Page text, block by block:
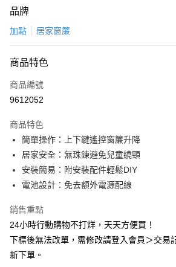
信用卡一次付款
Apple Pay
悠遊付
全盈+PAY
AFTEE先享後付
相關說明
【關於「AFTEE先享後付」】
AFTEE先享後付是「在收到商品之後才付款」的
１．簡單：不需註冊會員、不需綁卡、不需儲值。
２．便利：只要手機號碼，簡訊認證，即可結帳。
３．安心：先確認商品／服務後，再付款。
【「AFTEE先享後付」結帳流程】
ATM付款
運送方式
一般地區宅配<如偏遠地區會員請勿選擇一般
內「偏遠地區宅配」>
品牌
加點 居家窗簾
商品特色
商品編號
9612052
商品特色
簡單操作：上下鍵遙控窗簾升降
居家安全：無珠鍊避免兒童繞頸
安裝簡易：附安裝配件輕鬆DIY
電池設計：免去額外電源配線
銷售重點
24小時行動購物不打烊，天天方便買！
下標後無法改單，需修改請登入會員＞交易
新下單。